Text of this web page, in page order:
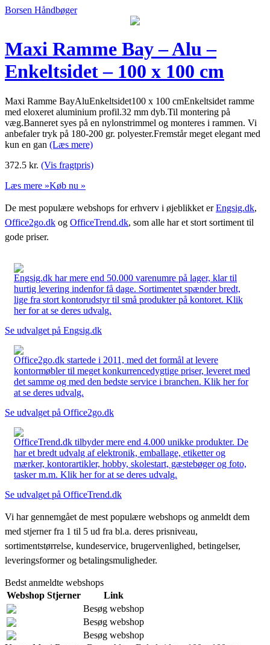
Borsen Håndbøger
Maxi Ramme Bay – Alu –
Enkeltsidet – 100 x 100 cm
Maxi Ramme BayAluEnkeltsidet100 x 100 cmEnkeltsidet ramme
med eloxeret aluminium profil.32 mm dyb.Til montering på
væg.Banneret syes på en nylonstrimmel og monteres i rammen. Vi
anbefaler tryk på 180-200 gr. polyester.Fremstår meget elegant med
kun en gan (Læs mere)
372.5 kr. (Vis fragtpris)
Læs mere »Køb nu »
De mest populære webshops for erhverv i øjeblikket erEngsig.dk,
Office2go.dk og OfficeTrend.dk, som alle har et stort sortiment til
gode priser.
Engsig.dk har mere end 50.000 varenumre på lager, klar til
hurtig levering indenfor få dage. Sortimentet spænder bredt,
lige fra stort kontorudstyr til små produkter på kontoret. Klik
her for at se deres udvalg.
Se udvalget på Engsig.dk
Office2go.dk startede i 2011, med det formål at levere
kontormøbler til meget konkurrencedygtige priser, leveret med
det samme og med den bedste service i branchen. Klik her for
at se deres udvalg.
Se udvalget på Office2go.dk
OfficeTrend.dk tilbyder mere end 4.000 unikke produkter. De
har et bredt udvalg af elektronik, emballage, etiketter og
mærker, kontorartikler, hobby, skolestart, gæstebøger og foto,
tasker m.m. Klik her for at se deres udvalg.
Se udvalget på OfficeTrend.dk
Vi har gennemgået de mest populære webshops og anmeldt dem
med stjerner fra 1 til 5 ud fra bl.a. deres prisniveau,
sortimentstørrelse, kundeservice, brugervenlighed, betingelser,
leveringsformer og betalingsmuligheder.
Bedst anmeldte webshops
Webshop Stjerner
Link
Besøg webshop
Besøg webshop
Besøg webshop